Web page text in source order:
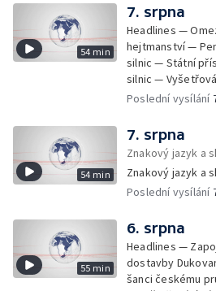
Prahou prošel
sexuálních
Pátrání na jezeře
paddleboardech
destinace —
— Cestování se
Šumavu —
ministr
zpřísnilo kontroly
zaostává v
Pozorování
54 min
7. srpna
Headlines —
hejtmanství —
silnic — Státní
silnic —
letišti v Lipsku —
budovy ve Zlíně
Obvinění v kauze
ve službách
ukrajinských
Exhumace těl
Vodní elektrárny
— 25 let od zápisu
UNESCO —
Oběti po střelbě
Poslední vysílání
54 min
7. srpna
Znakový jazyk a
Znakový jazyk a
Poslední vysílání
55 min
6. srpna
Headlines —
dostavby
šanci českému